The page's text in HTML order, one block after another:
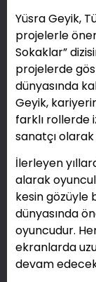
Yüsra Geyik,
projelerle
Sokaklar”
projelerde
dünyasında
Geyik,
farklı rollerde
sanatçı olarak
İlerleyen
alarak
kesin gözüyle
dünyasında
oyuncudur.
ekranlarda
devam